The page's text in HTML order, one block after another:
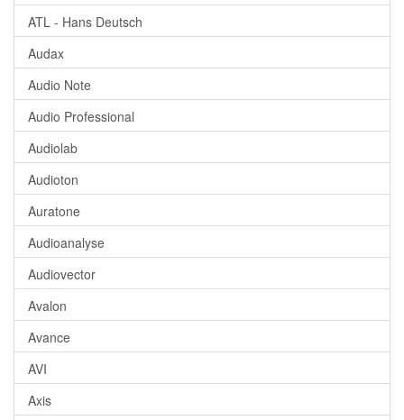
ATL - Hans Deutsch
Audax
Audio Note
Audio Professional
Audiolab
Audioton
Auratone
Audioanalyse
Audiovector
Avalon
Avance
AVI
Axis